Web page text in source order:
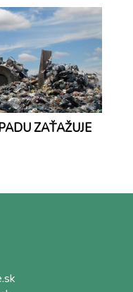
ZAŤAŽUJE